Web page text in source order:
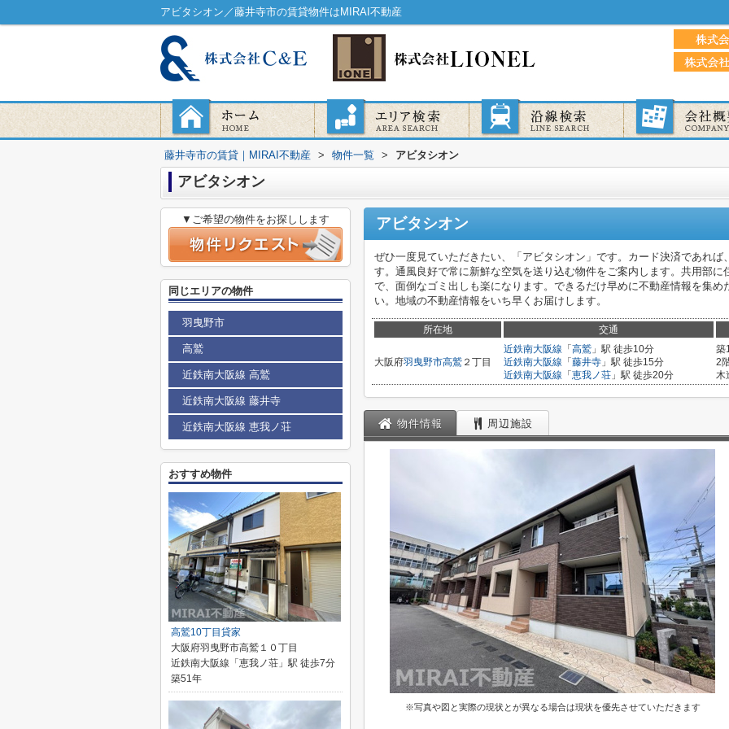
アビタシオン／藤井寺市の賃貸物件はMIRAI不動産
藤井寺市の賃貸｜MIRAI不動産 > 物件一覧 > アビタシオン
アビタシオン
アビタシオン
ぜひ一度見ていただきたい、「アビタシオン」です。カード決済であれ
す。通風良好で常に新鮮な空気を送り込む物件をご案内します。共用部
で、面倒なゴミ出しも楽になります。できるだけ早めに不動産情報を集
い。地域の不動産情報をいち早くお届けします。
所在地 交通
大阪府羽曳野市高鷲 ２丁目
近鉄南大阪線 「 高鷲 」駅 徒歩10分
近鉄南大阪線 「 藤井寺 」駅 徒歩15分
近鉄南大阪線 「 恵我ノ荘 」駅 徒歩20分
築
2
木
物件情報 周辺施設
※写真や図と実際の現状とが異なる場合は現状を優先させていただきます
▼ご希望の物件をお探しします
同じエリアの物件
羽曳野市
高鷲
近鉄南大阪線 高鷲
近鉄南大阪線 藤井寺
近鉄南大阪線 恵我ノ荘
おすすめ物件
高鷲10丁目貸家
大阪府羽曳野市高鷲１０丁目
近鉄南大阪線「恵我ノ荘」駅 徒歩7分
築51年